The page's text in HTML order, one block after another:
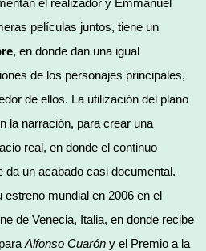
películas juntos, tiene un
, en donde dan una igual
de los personajes principales,
de ellos. La utilización del plano
la narración, para crear una
real, en donde el continuo
da un acabado casi documental.
estreno mundial en 2006 en el
de Venecia, Italia, en donde recibe
Alfonso Cuarón y el Premio a la